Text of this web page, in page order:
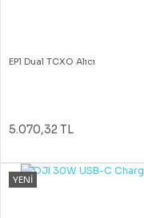
EP1 Dual TCXO Alıcı
5.070,32 TL
YENİ